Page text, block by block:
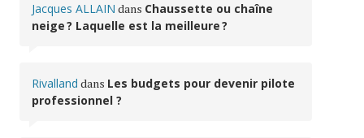
Jacques ALLAIN dans Chaussette ou chaîne
neige ? Laquelle est la meilleure ?
Rivalland dans Les budgets pour devenir pilote
professionnel ?